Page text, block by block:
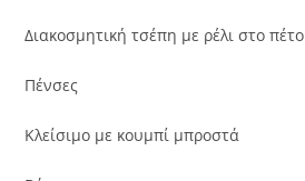
Διακοσμητική τσέπη με ρέλι στο πέτο
Πένσες
Κλείσιμο με κουμπί μπροστά